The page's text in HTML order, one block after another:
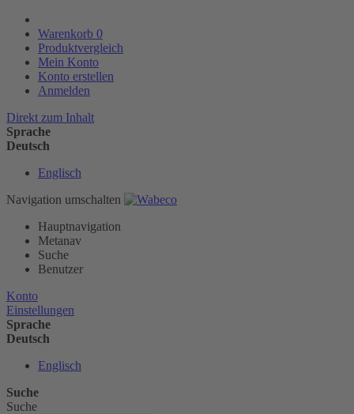
Warenkorb 0
Produktvergleich
Mein Konto
Konto erstellen
Anmelden
Direkt zum Inhalt
Sprache
Deutsch
Englisch
Navigation umschalten
Hauptnavigation
Metanav
Suche
Benutzer
Konto
Einstellungen
Sprache
Deutsch
Englisch
Suche
Suche